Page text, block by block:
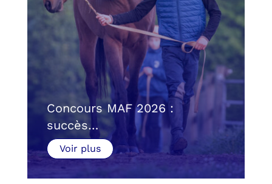
Concours MAF 2026 :
succès…
Voir plus